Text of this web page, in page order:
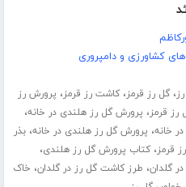
کشاورزی و دامپروری
،گل رز قرمز،کاشت رز قرمز، پرورش رز
قرمز، پرورش گل رز هلندی در خانه،
خانه، پرورش گل رز هلندی در خانه،بذر
قرمز،کتاب پرورش گل رز هلندی،
گلدان، طرز کاشت گل رز در گلدان، خاک